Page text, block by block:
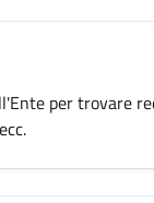
per trovare